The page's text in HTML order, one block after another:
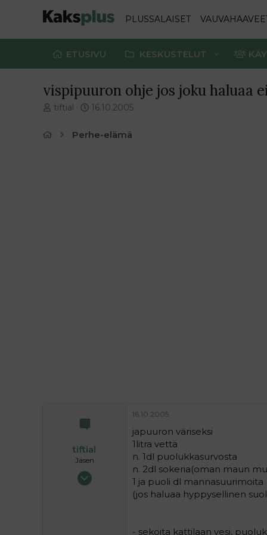
PLUSSALAISET
ETUSIVU KESKUSTELUT
vispipuuron ohje jos joku haluaa
V
tiftial
E
16.10.2005
Perhe-elämä
tiftial
Jäsen
25.10.2004
16.10.2005
japuuron väriseksi
1litra vettä
n. 1dl puolukkasurvosta
n. 2dl sokeria(oman maun
1 ja puoli dl mannasuurimoita
(jos haluaa hyppysellinen
- sekoita kattilaan vesi,